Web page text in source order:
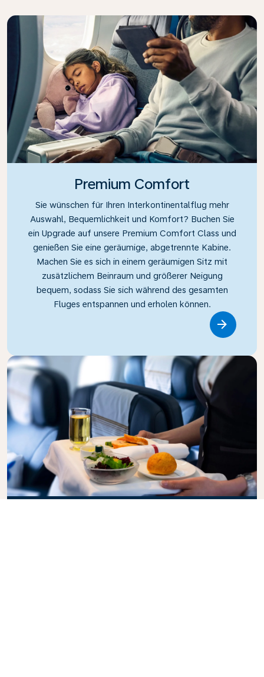
Premium Comfort
Sie wünschen für Ihren Interkontinentalflug mehr
Auswahl, Bequemlichkeit und Komfort? Buchen Sie
ein Upgrade auf unsere Premium Comfort Class und
genießen Sie eine geräumige, abgetrennte Kabine.
Machen Sie es sich in einem geräumigen Sitz mit
zusätzlichem Beinraum und größerer Neigung
bequem, sodass Sie sich während des gesamten
Fluges entspannen und erholen können.